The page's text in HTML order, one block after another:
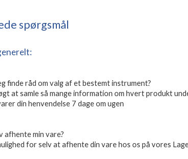
spørgsmål
finde råd om valg af et bestemt instrument?
at samle så mange information om hvert produkt
din henvendelse 7 dage om ugen
afhente min vare?
for selv at afhente din vare hos os på vores